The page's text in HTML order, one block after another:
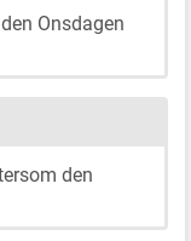
Onsdagen
den